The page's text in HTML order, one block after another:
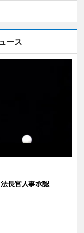
ース
長官人事承認